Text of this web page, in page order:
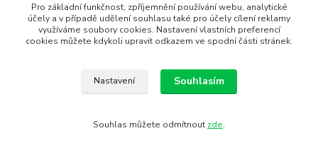
- 5 %
Siljan je měkká a pohodlná dětská mikina s
1 190 Kč ks
bez DPH
Pro základní funkčnost, zpříjemnění používání webu, analytické
účely a v případě udělení souhlasu také pro účely cílení reklamy
využíváme soubory cookies. Nastavení vlastních preferencí
cookies můžete kdykoli upravit odkazem ve spodní části stránek.
Nastavení Souhlasím
Souhlas můžete odmítnout zde.